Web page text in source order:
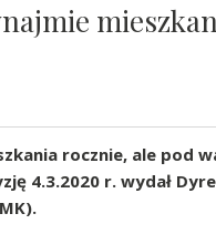
rocznie, ale pod
4.3.2020 r. wydał